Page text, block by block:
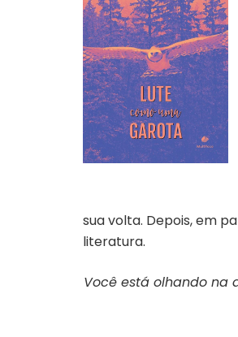
sua volta. Depois, em
literatura.
Você está olhando na